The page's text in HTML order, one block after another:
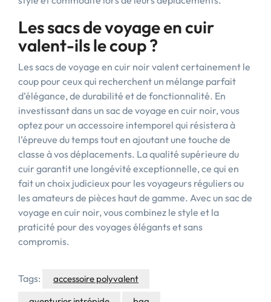
Les sacs de voyage en cuir
valent-ils le coup ?
Les sacs de voyage en cuir noir valent certainement le
coup pour ceux qui recherchent un mélange parfait
d’élégance, de durabilité et de fonctionnalité. En
investissant dans un sac de voyage en cuir noir, vous
optez pour un accessoire intemporel qui résistera à
l’épreuve du temps tout en ajoutant une touche de
classe à vos déplacements. La qualité supérieure du
cuir garantit une longévité exceptionnelle, ce qui en
fait un choix judicieux pour les voyageurs réguliers ou
les amateurs de pièces haut de gamme. Avec un sac de
voyage en cuir noir, vous combinez le style et la
praticité pour des voyages élégants et sans
compromis.
Tags:
accessoire polyvalent